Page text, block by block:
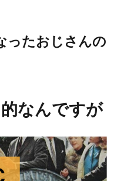
ったおじさんの
なんですが